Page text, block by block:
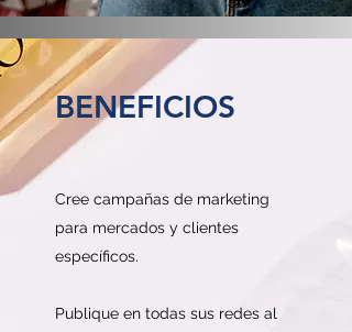
BENEFICIOS
Cree campañas de marketing
para mercados y clientes
específicos.
Publique en todas sus redes al